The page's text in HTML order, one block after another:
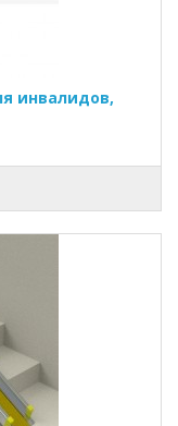
инвалидов,